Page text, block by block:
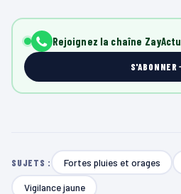
Rejoignez la chaîne ZayActu
S'ABONNER
SUJETS : Fortes pluies et orages
Vigilance jaune